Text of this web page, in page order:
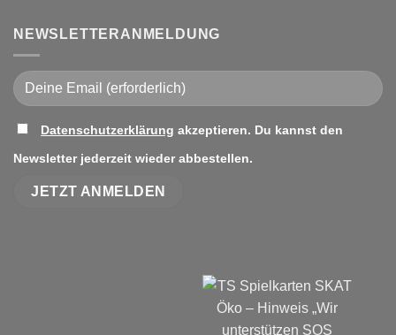
NEWSLETTERANMELDUNG
Datenschutzerklärung akzeptieren. Du kannst den
Newsletter jederzeit wieder abbestellen.